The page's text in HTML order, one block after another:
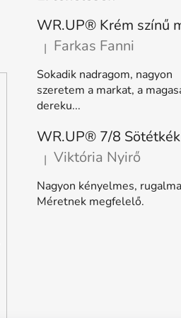
A termék értékelése 5-ből 5
| Farkas Fanni
Sokadik nadragom, nagyon
szeretem a markat, a
dereku...
A termék értékelése 5-ből 5
| Viktória Nyirő
Nagyon kényelmes,
Méretnek megfelelő.